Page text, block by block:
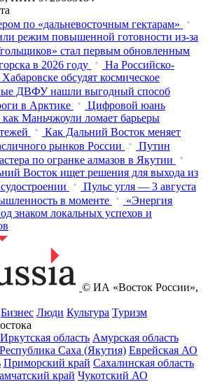
по «дальневосточным гектарам»
режим повышенной готовности из‑за
стал первым обновленным
в 2026 году
На Российско-
обсудят космическое
ДВФУ нашли выгодный способ
в Арктике
Цифровой юань
Маньчжоули ломает барьеры
Как Дальний Восток меняет
рынков России
Путин
по огранке алмазов в Якутии
Восток ищет решения для выхода из
Пульс угля — 3 августа
в моменте
«Энергия
знаком локальных успехов и
© ИА «Восток России»,
Бизнес Люди Культура Туризм
Иркутская область Амурская область
Республика Саха (Якутия) Еврейская АО
Приморский край Сахалинская область
край Чукотский АО